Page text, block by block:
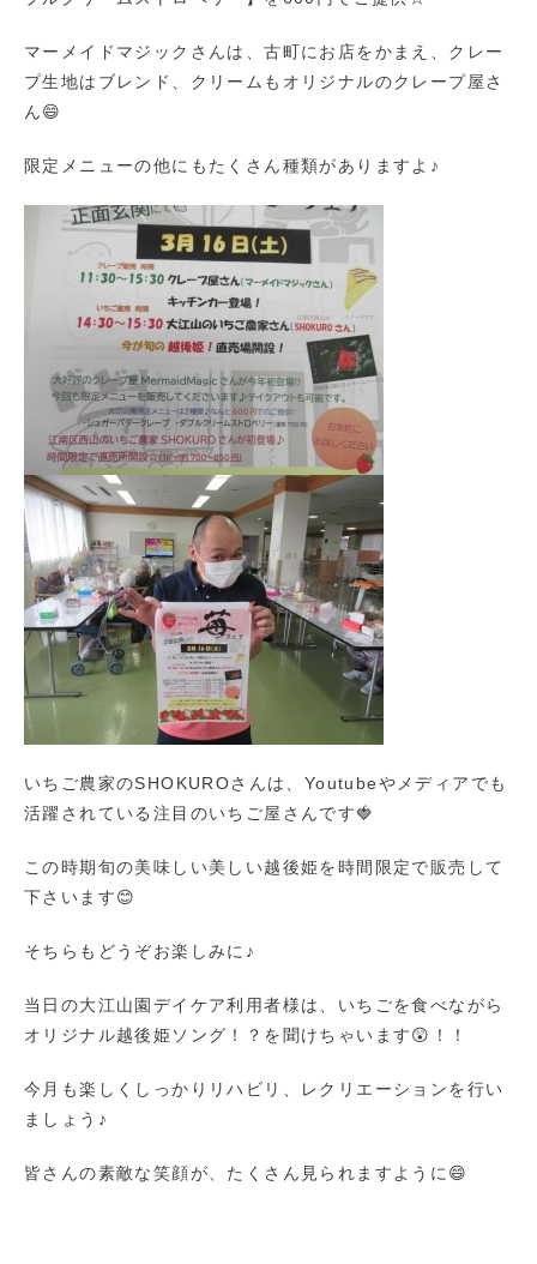
マーメイドマジックさんは、古町にお店をかまえ、クレー
プ生地はブレンド、クリームもオリジナルのクレープ屋さ
ん😄
限定メニューの他にもたくさん種類がありますよ♪
いちご農家のSHOKUROさんは、Youtubeやメディアでも
活躍されている注目のいちご屋さんです🍓
この時期旬の美味しい美しい越後姫を時間限定で販売して
下さいます😊
そちらもどうぞお楽しみに♪
当日の大江山園デイケア利用者様は、いちごを食べながら
オリジナル越後姫ソング！？を聞けちゃいます😲！！
今月も楽しくしっかりリハビリ、レクリエーションを行い
ましょう♪
皆さんの素敵な笑顔が、たくさん見られますように😄